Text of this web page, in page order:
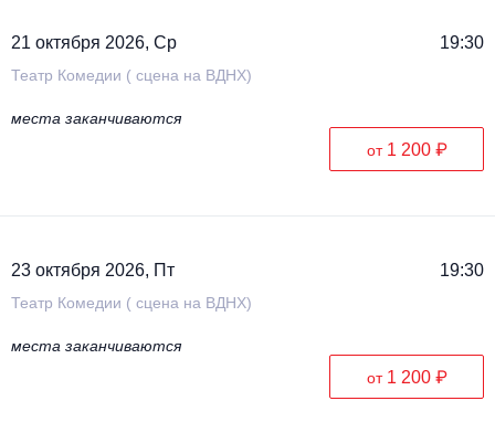
21 октября 2026, Ср 19:30
Театр Комедии ( сцена на ВДНХ)
места заканчиваются
от 1 200 ₽
23 октября 2026, Пт 19:30
Театр Комедии ( сцена на ВДНХ)
места заканчиваются
от 1 200 ₽